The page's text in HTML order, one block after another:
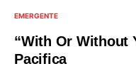
EMERGENTE
“With Or Without
Pacifica